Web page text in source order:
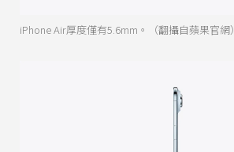
iPhone Air厚度僅有5.6mm。（翻攝自蘋果官網）